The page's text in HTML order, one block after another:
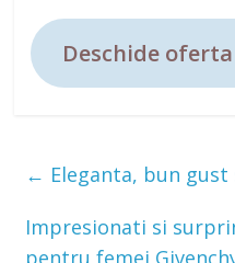
Deschide oferta
← Eleganta, bun
Impresionati si
pentru femei